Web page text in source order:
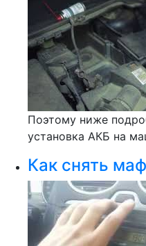
Поэтому ниже
установка АКБ на
Как снять